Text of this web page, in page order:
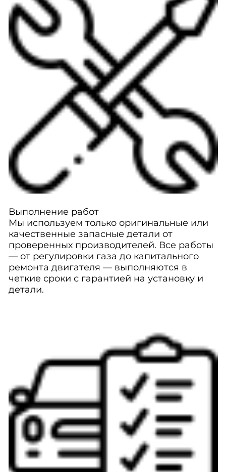
Выполнение работ
Мы используем только оригинальные или
качественные запасные детали от
проверенных производителей. Все работы
— от регулировки газа до капитального
ремонта двигателя — выполняются в
четкие сроки с гарантией на установку и
детали.